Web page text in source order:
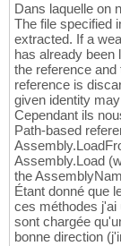
Dans laquelle on
The file specified
extracted. If a
has already been
the reference
reference is
given identity
Cependant ils
Path-based
Assembly.Load
the
Étant donné que
ces méthodes j'ai
sont chargée
bonne direction